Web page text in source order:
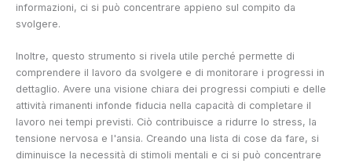
informazioni, ci si può concentrare appieno sul compito da
svolgere.
Inoltre, questo strumento si rivela utile perché permette di
comprendere il lavoro da svolgere e di monitorare i progressi in
dettaglio. Avere una visione chiara dei progressi compiuti e delle
attività rimanenti infonde fiducia nella capacità di completare il
lavoro nei tempi previsti. Ciò contribuisce a ridurre lo stress, la
tensione nervosa e l'ansia. Creando una lista di cose da fare, si
diminuisce la necessità di stimoli mentali e ci si può concentrare